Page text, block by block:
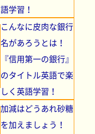
語学習！
こんなに皮肉な銀行
名があろうとは！
『信用第一の銀行』
のタイトル英語で楽
しく英語学習！
加減はどうあれ砂糖
を加えましょう！